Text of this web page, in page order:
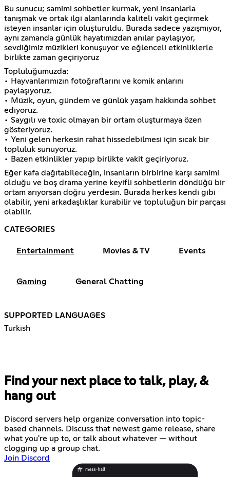
Bu sunucu; samimi sohbetler kurmak, yeni insanlarla
tanışmak ve ortak ilgi alanlarında kaliteli vakit geçirmek
isteyen insanlar için oluşturuldu. Burada sadece yazışmıyor,
aynı zamanda günlük hayatımızdan anılar paylaşıyor,
sevdiğimiz müzikleri konuşuyor ve eğlenceli etkinliklerle
birlikte zaman geçiriyoruz
Topluluğumuzda:
• Hayvanlarımızın fotoğraflarını ve komik anlarını
paylaşıyoruz.
• Müzik, oyun, gündem ve günlük yaşam hakkında sohbet
ediyoruz.
• Saygılı ve toxic olmayan bir ortam oluşturmaya özen
gösteriyoruz.
• Yeni gelen herkesin rahat hissedebilmesi için sıcak bir
topluluk sunuyoruz.
• Bazen etkinlikler yapıp birlikte vakit geçiriyoruz.
Eğer kafa dağıtabileceğin, insanların birbirine karşı samimi
olduğu ve boş drama yerine keyifli sohbetlerin döndüğü bir
ortam arıyorsan doğru yerdesin. Burada herkes kendi gibi
olabilir, yeni arkadaşlıklar kurabilir ve topluluğun bir parçası
olabilir.
CATEGORIES
Entertainment Movies & TV Events
Gaming General Chatting
SUPPORTED LANGUAGES
Turkish
Find your next place to talk, play, &
hang out
Discord servers help organize conversation into topic-
based channels. Discuss that newest game release, share
what you're up to, or talk about whatever — without
clogging up a group chat.
Join Discord